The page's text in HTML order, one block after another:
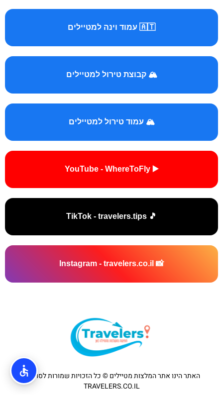
🇦🇹 עמוד וינה למטיילים
🏔️ קבוצת טירול למטיילים
🏔️ עמוד טירול למטיילים
▶️ YouTube - WhereToFly
🎵 TikTok - travelers.tips
📸 Instagram - travelers.co.il
האתר הינו אתר המלצות מטיילים © כל הזכויות שמורות לסוכנות
TRAVELERS.CO.IL